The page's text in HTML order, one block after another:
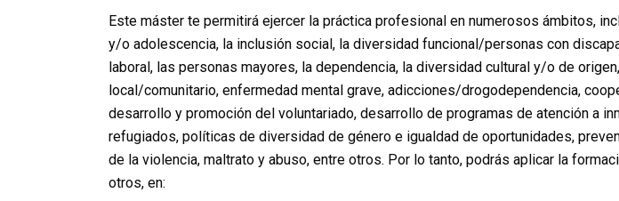
Este máster te permitirá ejercer la práctica profesional en numerosos ámbitos,
y/o adolescencia, la inclusión social, la diversidad funcional/personas con
laboral, las personas mayores, la dependencia, la diversidad cultural y/o de
local/comunitario, enfermedad mental grave, adicciones/drogodependencia,
desarrollo y promoción del voluntariado, desarrollo de programas de atención a
refugiados, políticas de diversidad de género e igualdad de oportunidades,
de la violencia, maltrato y abuso, entre otros. Por lo tanto, podrás aplicar la
otros, en: